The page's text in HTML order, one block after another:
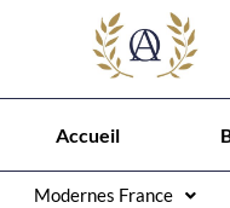
Accueil
Modernes France